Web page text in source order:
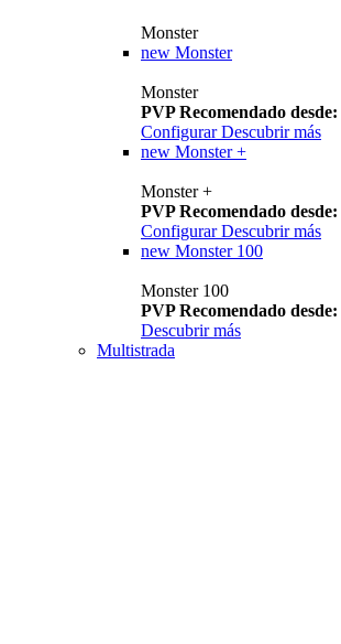
Monster
new Monster
Monster
PVP Recomendado desde:
Configurar Descubrir más
new Monster +
Monster +
PVP Recomendado desde:
Configurar Descubrir más
new Monster 100
Monster 100
PVP Recomendado desde:
Descubrir más
Multistrada